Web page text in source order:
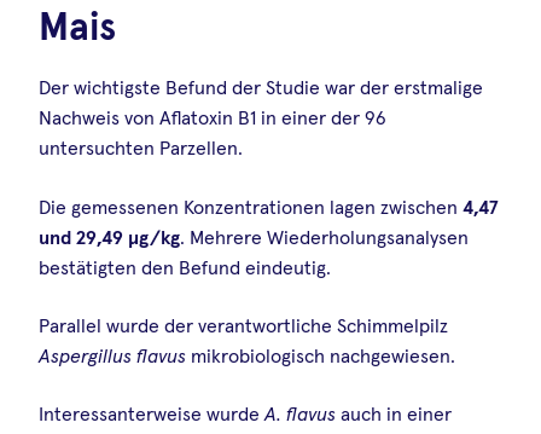
Mais
Der wichtigste Befund der Studie war der erstmalige
Nachweis von Aflatoxin B1 in einer der 96
untersuchten Parzellen.
Die gemessenen Konzentrationen lagen zwischen 4,47
und 29,49 µg/kg. Mehrere Wiederholungsanalysen
bestätigten den Befund eindeutig.
Parallel wurde der verantwortliche Schimmelpilz
Aspergillus flavus mikrobiologisch nachgewiesen.
Interessanterweise wurde A. flavus auch in einer